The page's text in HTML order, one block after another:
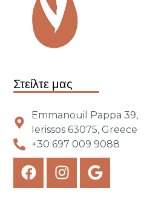
Στείλτε μας
Emmanouil Pappa 39,
Ierissos 63075, Greece
+30 697 009 9088